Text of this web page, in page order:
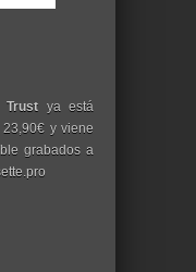
Trust ya está
y viene
grabados a